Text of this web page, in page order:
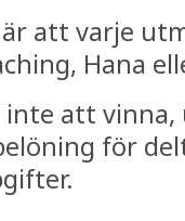
är att varje
Hana
inte att
för